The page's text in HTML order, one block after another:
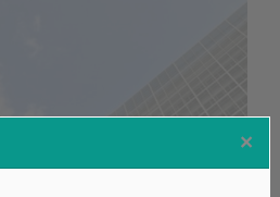
a mesterséges intelligencia
×